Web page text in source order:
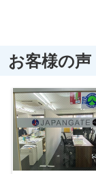
お客様の声